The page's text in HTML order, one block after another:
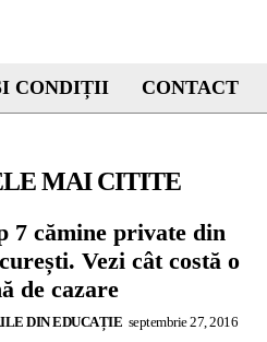
CONDIȚII CONTACT
MAI CITITE
7 cămine private din
Vezi cât costă o
de cazare
DIN EDUCAȚIE septembrie 27, 2016